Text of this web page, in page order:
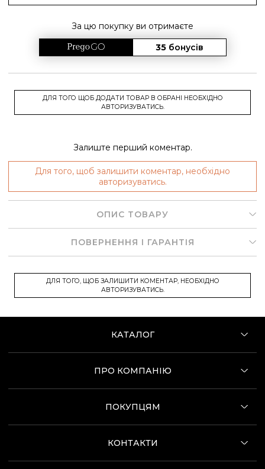
За цю покупку ви отримаєте
35 бонусів
ДЛЯ ТОГО ЩОБ ДОДАТИ ТОВАР В ОБРАНІ НЕОБХІДНО
АВТОРИЗУВАТИСЬ.
Залиште перший коментар.
Для того, щоб залишити коментар, необхідно
авторизуватись.
ОПИС ТОВАРУ
ПОВЕРНЕННЯ І ГАРАНТІЯ
ДЛЯ ТОГО, ЩОБ ЗАЛИШИТИ КОМЕНТАР, НЕОБХІДНО
АВТОРИЗУВАТИСЬ.
КАТАЛОГ
ПРО КОМПАНІЮ
ПОКУПЦЯМ
КОНТАКТИ